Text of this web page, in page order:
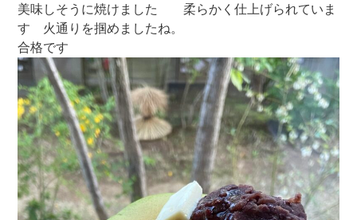
美味しそうに焼けました 柔らかく仕上げられていま
す 火通りを掴めましたね。
合格です